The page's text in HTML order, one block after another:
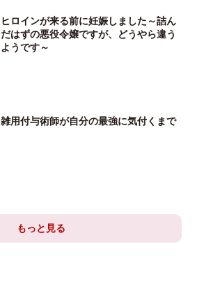
ヒロインが来る前に妊娠しました～詰ん
だはずの悪役令嬢ですが、どうやら違う
ようです～
雑用付与術師が自分の最強に気付くまで
もっと見る